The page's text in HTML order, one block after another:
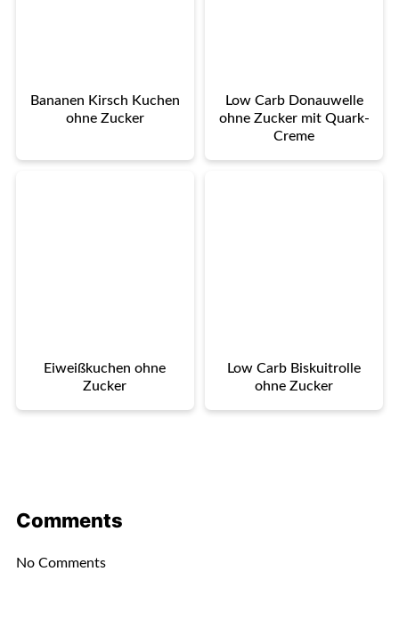
Bananen Kirsch Kuchen
ohne Zucker
Low Carb Donauwelle
ohne Zucker mit Quark-
Creme
Eiweißkuchen ohne
Zucker
Low Carb Biskuitrolle
ohne Zucker
Comments
No Comments